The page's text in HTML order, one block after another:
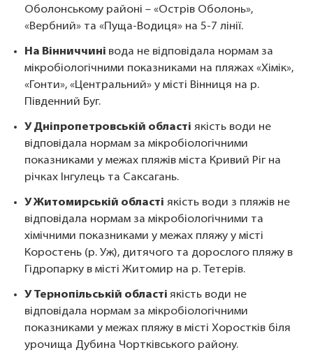
Оболонському районі – «Острів Оболонь»,
«Вербний» та «Пуща-Водиця» на 5-7 лінії.
На Вінниччині вода не відповідала нормам за
мікробіологічними показниками на пляжах «Хімік»,
«Гонти», «Центральний» у місті Вінниця на р.
Південний Буг.
У Дніпропетровській області якість води не
відповідала нормам за мікробіологічними
показниками у межах пляжів міста Кривий Ріг на
річках Інгулець та Саксагань.
У Житомирській області якість води з пляжів не
відповідала нормам за мікробіологічними та
хімічними показниками у межах пляжу у місті
Коростень (р. Уж), дитячого та дорослого пляжу в
Гідропарку в місті Житомир на р. Тетерів.
У Тернопільській області якість води не
відповідала нормам за мікробіологічними
показниками у межах пляжу в місті Хоростків біля
урочища Дубина Чортківського району.